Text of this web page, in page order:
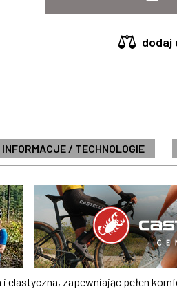
dodaj
INFORMACJE / TECHNOLOGIE
elastyczna, zapewniając pełen